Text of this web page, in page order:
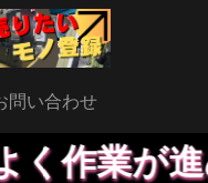
問い合わせ
ことがで